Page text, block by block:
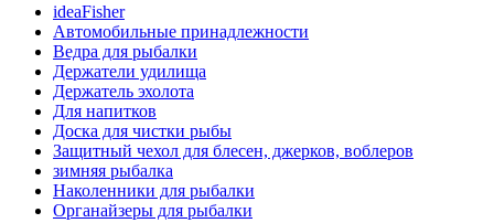
ideaFisher
Автомобильные принадлежности
Ведра для рыбалки
Держатели удилища
Держатель эхолота
Для напитков
Доска для чистки рыбы
Защитный чехол для блесен, джерков, воблеров
зимняя рыбалка
Наколенники для рыбалки
Органайзеры для рыбалки